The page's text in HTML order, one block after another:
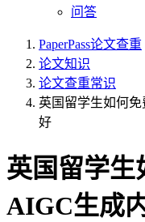
问答
PaperPass论文查重
论文知识
论文查重常识
英国留学生如何
好
英国留学生
AIGC生成